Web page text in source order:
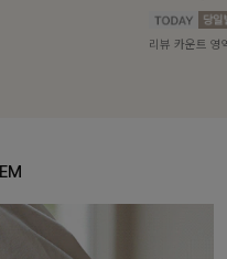
리뷰 카운트 영